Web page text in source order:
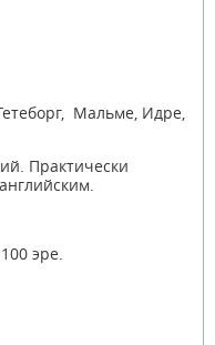
Мальме, Идре,
Практически
эре.